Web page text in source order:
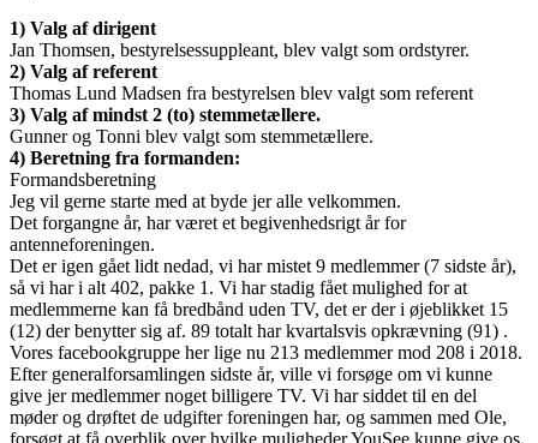
1) Valg af dirigent
Jan Thomsen, bestyrelsessuppleant, blev valgt som ordstyrer.
2) Valg af referent
Thomas Lund Madsen fra bestyrelsen blev valgt som referent
3) Valg af mindst 2 (to) stemmetællere.
Gunner og Tonni blev valgt som stemmetællere.
4) Beretning fra formanden:
Formandsberetning
Jeg vil gerne starte med at byde jer alle velkommen.
Det forgangne år, har været et begivenhedsrigt år for
antenneforeningen.
Det er igen gået lidt nedad, vi har mistet 9 medlemmer (7 sidste år),
så vi har i alt 402, pakke 1. Vi har stadig fået mulighed for at
medlemmerne kan få bredbånd uden TV, det er der i øjeblikket 15
(12) der benytter sig af. 89 totalt har kvartalsvis opkrævning (91) .
Vores facebookgruppe her lige nu 213 medlemmer mod 208 i 2018.
Efter generalforsamlingen sidste år, ville vi forsøge om vi kunne
give jer medlemmer noget billigere TV. Vi har siddet til en del
møder og drøftet de udgifter foreningen har, og sammen med Ole,